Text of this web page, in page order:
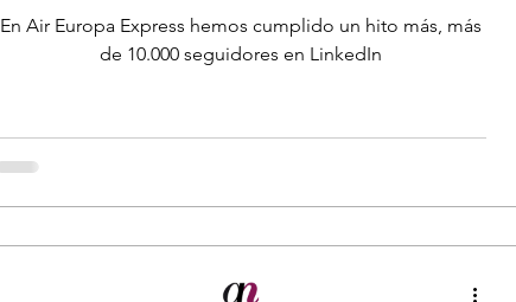
En Air Europa Express hemos cumplido un hito más, más
de 10.000 seguidores en LinkedIn